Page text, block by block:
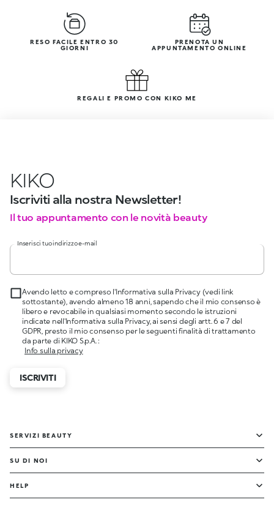
RESO FACILE ENTRO 30
GIORNI
PRENOTA UN
APPUNTAMENTO ONLINE
REGALI E PROMO CON KIKO ME
KIKO
Iscriviti alla nostra Newsletter!
Il tuo appuntamento con le novità beauty
Inserisci tuo indirizzo e-mail
Avendo letto e compreso l'Informativa sulla Privacy (vedi link
sottostante), avendo almeno 18 anni, sapendo che il mio consenso è
libero e revocabile in qualsiasi momento secondo le istruzioni
indicate nell'Informativa sulla Privacy, ai sensi degli artt. 6 e 7 del
GDPR, presto il mio consenso per le seguenti finalità di trattamento
da parte di KIKO S.p.A. :
Info sulla privacy
ISCRIVITI
SERVIZI BEAUTY
SU DI NOI
HELP